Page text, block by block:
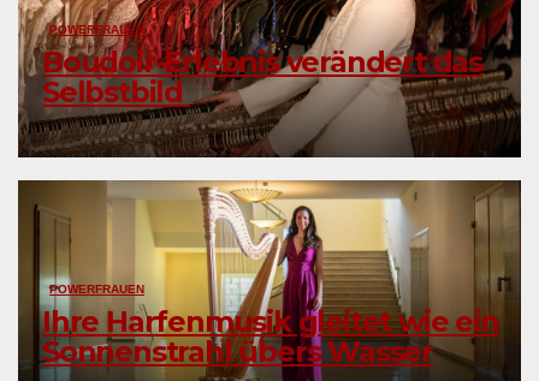
POWERFRAUEN
Boudoir-Erlebnis verändert das
Selbstbild
POWERFRAUEN
Ihre Harfenmusik gleitet wie ein
Sonnenstrahl übers Wasser